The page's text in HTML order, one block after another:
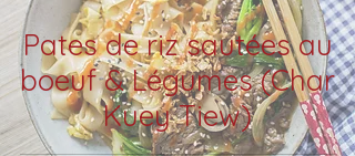
Pates de riz sautées au
boeuf & Légumes (Char
Kuey Tiew)